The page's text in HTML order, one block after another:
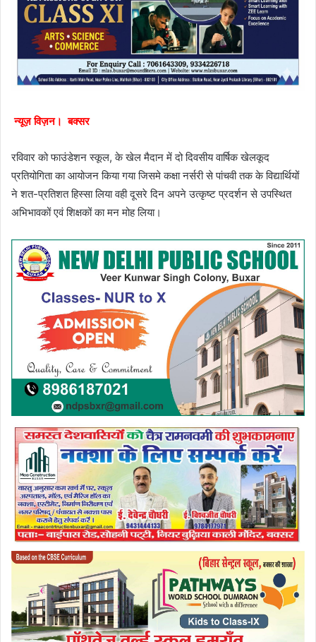
न्यूज़ विज़न। बक्सर
रविवार को फाउंडेशन स्कूल, के खेल मैदान में दो दिवसीय वार्षिक खेलकूद
प्रतियोगिता का आयोजन किया गया जिसमे कक्षा नर्सरी से पांचवी तक के विद्यार्थियों
ने शत-प्रतिशत हिस्सा लिया वही दूसरे दिन अपने उत्कृष्ट प्रदर्शन से उपस्थित
अभिभावकों एवं शिक्षकों का मन मोह लिया।